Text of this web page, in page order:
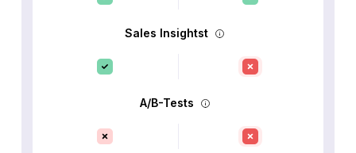
Sales Insightst
A/B-Tests